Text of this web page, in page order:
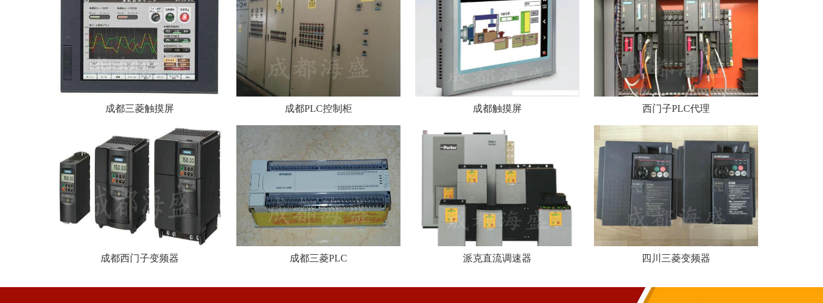
成都三菱触摸屏 成都PLC控制柜 成都触摸屏 西门子PLC代理
成都西门子变频器 成都三菱PLC 派克直流调速器 四川三菱变频器